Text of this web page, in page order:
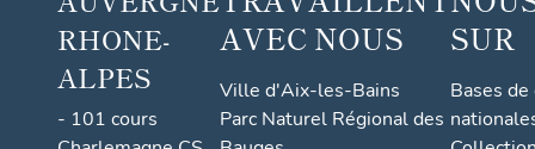
RHONE-
ALPES
- 101 cours
AVEC NOUS
Ville d'Aix-les-Bains
Parc Naturel Régional des
SUR
Bases